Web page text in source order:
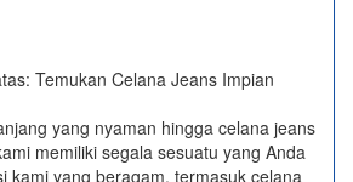
Temukan Celana Jeans Impian
yang nyaman hingga celana jeans
memiliki segala sesuatu yang Anda
kami yang beragam, termasuk celana